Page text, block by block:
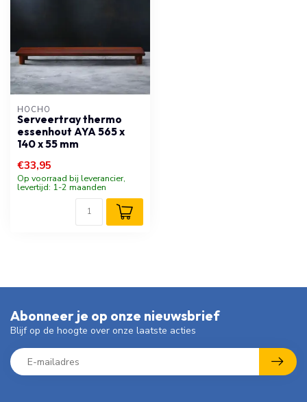
HOCHO
Serveertray thermo
essenhout AYA 565 x
140 x 55 mm
€33,95
Op voorraad bij leverancier,
levertijd: 1-2 maanden
Abonneer je op onze nieuwsbrief
Blijf op de hoogte over onze laatste acties